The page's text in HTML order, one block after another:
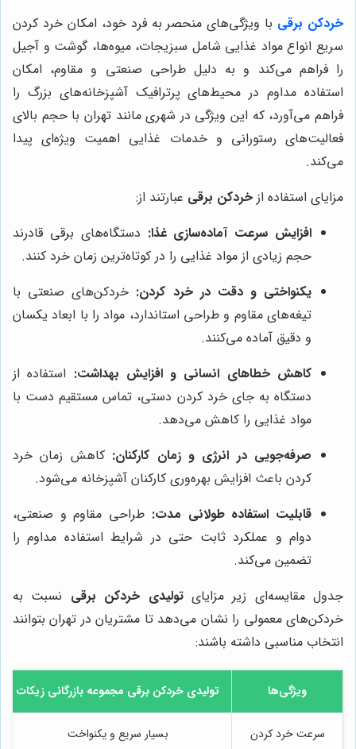
خردکن برقی با ویژگی‌های منحصر به فرد خود، امکان خرد کردن
سریع انواع مواد غذایی شامل سبزیجات، میوه‌ها، گوشت و آجیل
را فراهم می‌کند و به دلیل طراحی صنعتی و مقاوم، امکان
استفاده مداوم در محیط‌های پرترافیک آشپزخانه‌های بزرگ را
فراهم می‌آورد، که این ویژگی در شهری مانند تهران با حجم بالای
فعالیت‌های رستورانی و خدمات غذایی اهمیت ویژه‌ای پیدا
می‌کند.
مزایای استفاده از خردکن برقی عبارتند از:
افزایش سرعت آماده‌سازی غذا: دستگاه‌های برقی قادرند
حجم زیادی از مواد غذایی را در کوتاه‌ترین زمان خرد کنند.
یکنواختی و دقت در خرد کردن: خردکن‌های صنعتی با
تیغه‌های مقاوم و طراحی استاندارد، مواد را با ابعاد یکسان
و دقیق آماده می‌کنند.
کاهش خطاهای انسانی و افزایش بهداشت: استفاده از
دستگاه به جای خرد کردن دستی، تماس مستقیم دست با
مواد غذایی را کاهش می‌دهد.
صرفه‌جویی در انرژی و زمان کارکنان: کاهش زمان خرد
کردن باعث افزایش بهره‌وری کارکنان آشپزخانه می‌شود.
قابلیت استفاده طولانی مدت: طراحی مقاوم و صنعتی،
دوام و عملکرد ثابت حتی در شرایط استفاده مداوم را
تضمین می‌کند.
جدول مقایسه‌ای زیر مزایای تولیدی خردکن برقی نسبت به
خردکن‌های معمولی را نشان می‌دهد تا مشتریان در تهران بتوانند
انتخاب مناسبی داشته باشند:
ویژگی‌ها تولیدی خردکن برقی مجموعه بازرگانی زیکات
سرعت خرد کردن بسیار سریع و یکنواخت